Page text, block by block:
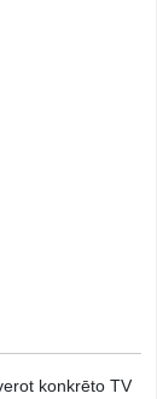
konkrēto TV